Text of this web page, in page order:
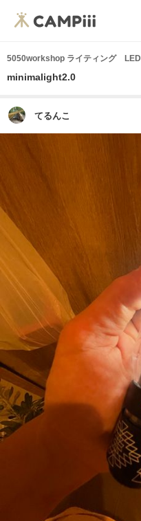
5050workshop ライティング LED
minimalight2.0
てるんこ